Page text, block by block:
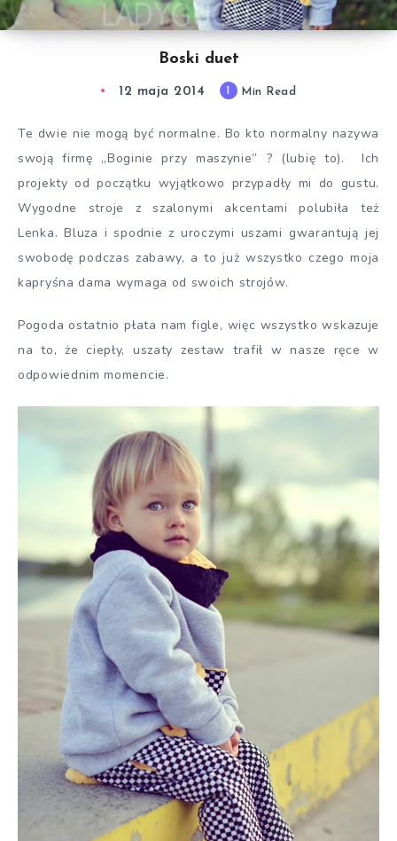
Boski duet
12 maja 2014 Min Read
Te dwie nie mogą być normalne. Bo kto normalny nazywa
swoją firmę „Boginie przy maszynie” ? (lubię to). Ich
projekty od początku wyjątkowo przypadły mi do gustu.
Wygodne stroje z szalonymi akcentami polubiła też
Lenka. Bluza i spodnie z uroczymi uszami gwarantują jej
swobodę podczas zabawy, a to już wszystko czego moja
kapryśna dama wymaga od swoich strojów.
Pogoda ostatnio płata nam figle, więc wszystko wskazuje
na to, że ciepły, uszaty zestaw trafił w nasze ręce w
odpowiednim momencie.